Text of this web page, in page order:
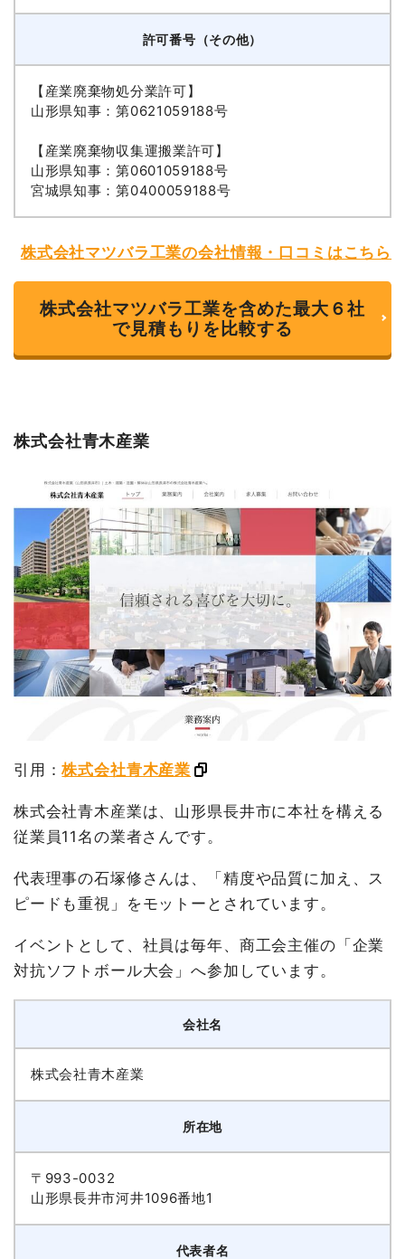
許可番号（その他）
【産業廃棄物処分業許可】
山形県知事：第0621059188号
【産業廃棄物収集運搬業許可】
山形県知事：第0601059188号
宮城県知事：第0400059188号
株式会社マツバラ工業の会社情報・口コミはこちら
株式会社マツバラ工業を含めた最大６社
で見積もりを比較する
株式会社青木産業
引用：株式会社青木産業
株式会社青木産業は、山形県長井市に本社を構える
従業員11名の業者さんです。
代表理事の石塚修さんは、「精度や品質に加え、ス
ピードも重視」をモットーとされています。
イベントとして、社員は毎年、商工会主催の「企業
対抗ソフトボール大会」へ参加しています。
会社名
株式会社青木産業
所在地
〒993-0032
山形県長井市河井1096番地1
代表者名